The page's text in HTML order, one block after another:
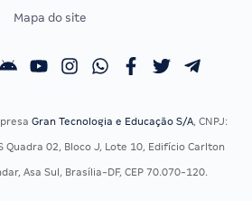
Calendário OAB
Mapa do site
Gran Tecnologia e Educação S/A, CNPJ:
Quadra 02, Bloco J, Lote 10, Edifício Carlton
Asa Sul, Brasília-DF, CEP 70.070-120.